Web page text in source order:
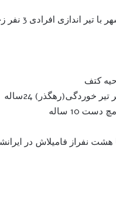
دقایقی پیش
کتف
24ساله
10 ساله